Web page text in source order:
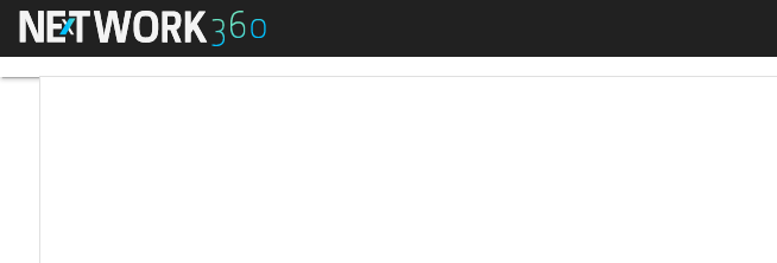
Menu AI per il made in Italy, ecco i vincitori